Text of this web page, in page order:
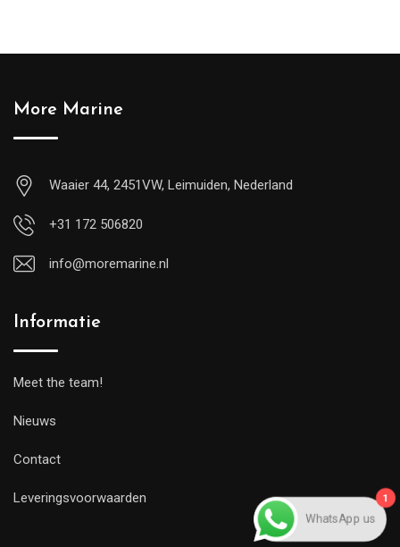
More Marine
Waaier 44, 2451VW, Leimuiden, Nederland
+31 172 506820
info@moremarine.nl
Informatie
Meet the team!
Nieuws
Contact
Leveringsvoorwaarden 1
WhatsApp us